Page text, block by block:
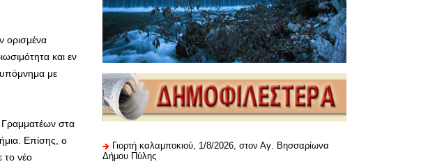
ορισμένα
και εν
υπόμνημα με
Γραμματέων στα
Επίσης, ο
το νέο
Γιορτή καλαμποκιού, 1/8/2026, στον Αγ. Βησσαρίωνα
Δήμου Πύλης